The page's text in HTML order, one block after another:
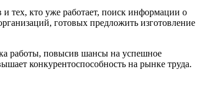
тех, кто уже работает, поиск информации о
готовых предложить изготовление
работы, повысив шансы на успешное
конкурентоспособность на рынке труда.